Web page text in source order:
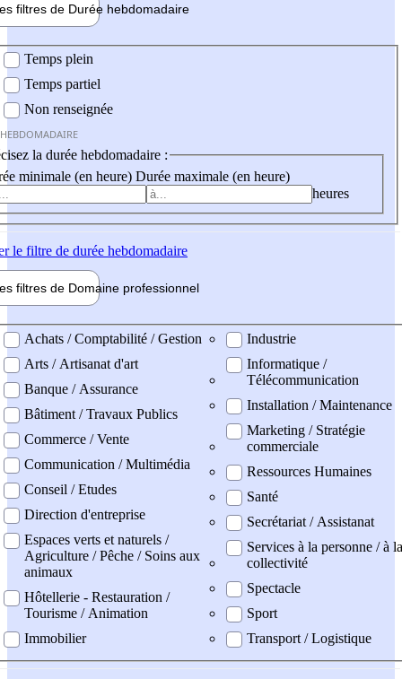
filtres de Durée hebdomadaire
Temps plein
Temps partiel
Non renseignée
la durée hebdomadaire :
minimale (en heure) Durée maximale (en heure)
heures
le filtre de durée hebdomadaire
filtres de Domaine professionnel
professionel
Achats / Comptabilité / Gestion
Arts / Artisanat d'art
Banque / Assurance
Bâtiment / Travaux Publics
Commerce / Vente
Communication / Multimédia
Conseil / Etudes
Direction d'entreprise
Espaces verts et naturels /
Agriculture / Pêche / Soins aux
animaux
Hôtellerie - Restauration /
Tourisme / Animation
Immobilier
Industrie
Informatique /
Télécommunication
Installation / Maintenance
Marketing / Stratégie
commerciale
Ressources Humaines
Santé
Secrétariat / Assistanat
Services à la personne / à la
collectivité
Spectacle
Sport
Transport / Logistique